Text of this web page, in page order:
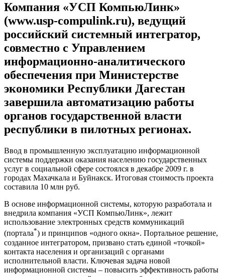
Компания «УСП КомпьюЛинк»
(www.usp-compulink.ru), ведущий
российский системный интегратор,
совместно с Управлением
информационно-аналитического
обеспечения при Министерстве
экономики Республики Дагестан
завершила автоматизацию работы
органов государственной власти
республики в пилотных регионах.
Ввод в промышленную эксплуатацию информационной
системы поддержки оказания населению государственных
услуг в социальной сфере состоялся в декабре 2009 г. в
городах Махачкала и Буйнакск. Итоговая стоимость проекта
cоставила 10 млн руб.
В основе информационной системы, которую разработала и
внедрила компания «УСП КомпьюЛинк», лежит
использование электронных средств коммуникаций
(портала*) и принципов «одного окна». Портальное решение,
созданное интегратором, призвано стать единой «точкой»
контакта населения и организаций с органами
исполнительной власти. Ключевая задача новой
информационной системы – повысить эффективность работы